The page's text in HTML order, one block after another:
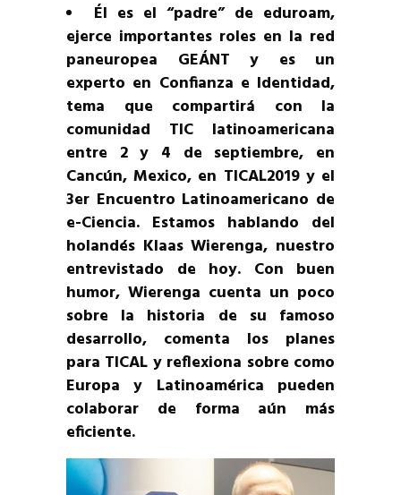
Él es el “padre” de eduroam,
ejerce importantes roles en la red
paneuropea GEÁNT y es un
experto en Confianza e Identidad,
tema que compartirá con la
comunidad TIC latinoamericana
entre 2 y 4 de septiembre, en
Cancún, Mexico, en TICAL2019 y el
3er Encuentro Latinoamericano de
e-Ciencia. Estamos hablando del
holandés Klaas Wierenga, nuestro
entrevistado de hoy. Con buen
humor, Wierenga cuenta un poco
sobre la historia de su famoso
desarrollo, comenta los planes
para TICAL y reflexiona sobre como
Europa y Latinoamérica pueden
colaborar de forma aún más
eficiente.